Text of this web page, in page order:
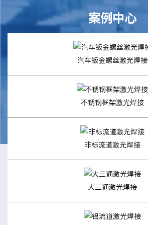
案例中心
汽车钣金螺丝激光焊接
不锈钢框架激光焊接
非标流道激光焊接
大三通激光焊接